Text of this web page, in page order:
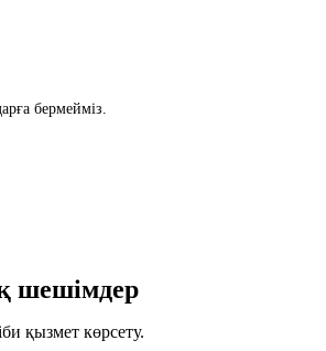
бермейміз.
шешімдер
қызмет көрсету.